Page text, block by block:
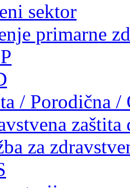
sektor
primarne
/ Porodična
zaštita
za